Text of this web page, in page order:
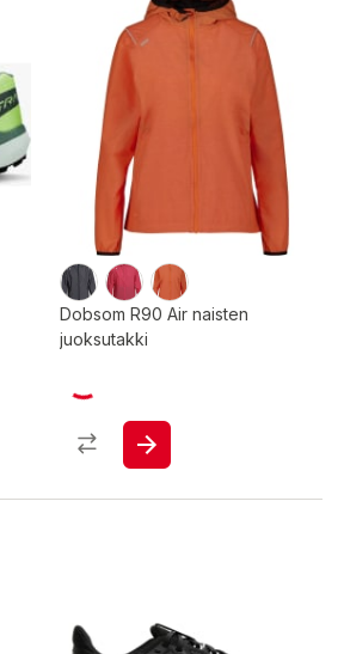
Dobsom R90 Air naisten
juoksutakki